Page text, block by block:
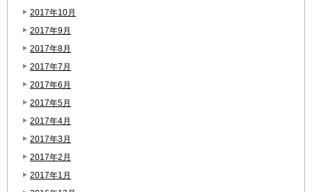
2017年10月
2017年9月
2017年8月
2017年7月
2017年6月
2017年5月
2017年4月
2017年3月
2017年2月
2017年1月